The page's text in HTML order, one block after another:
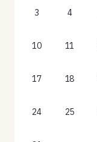
3 4
10 11
17 18
24 25